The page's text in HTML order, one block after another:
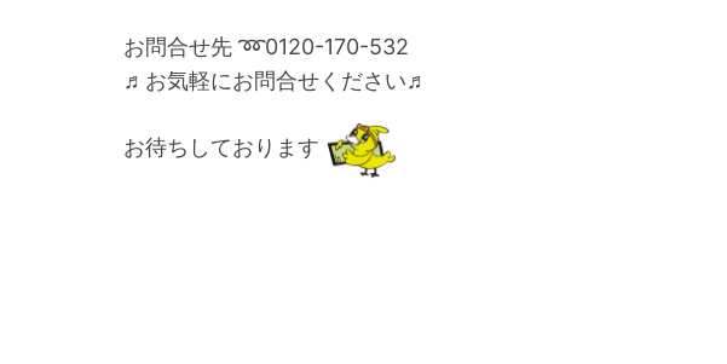
お問合せ先 ➿0120-170-532
♬お気軽にお問合せください♬
お待ちしております